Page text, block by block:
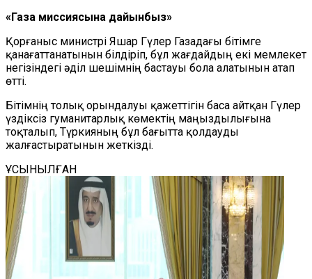
«Газа миссиясына дайынбыз»
Қорғаныс министрі Яшар Гүлер Газадағы бітімге
қанағаттанатынын білдіріп, бұл жағдайдың екі мемлекет
негізіндегі әділ шешімнің бастауы бола алатынын атап
өтті.
Бітімнің толық орындалуы қажеттігін баса айтқан Гүлер
үздіксіз гуманитарлық көмектің маңыздылығына
тоқталып, Түркияның бұл бағытта қолдауды
жалғастыратынын жеткізді.
ҰСЫНЫЛҒАН